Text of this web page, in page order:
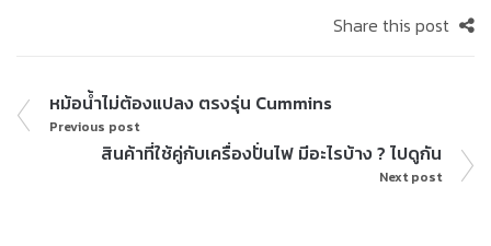
Share this post
หม้อน้ำไม่ต้องแปลง ตรงรุ่น Cummins
Previous post
สินค้าที่ใช้คู่กับเครื่องปั่นไฟ มีอะไรบ้าง ? ไปดูกัน
Next post